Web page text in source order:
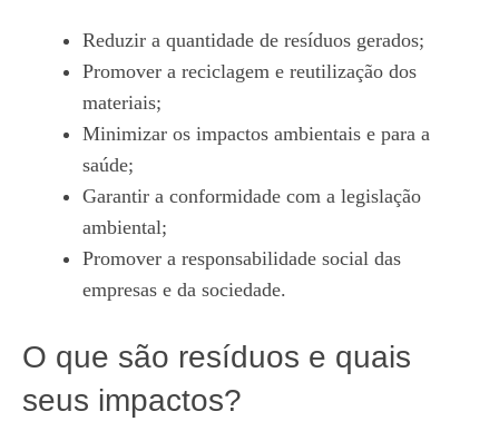
Reduzir a quantidade de resíduos gerados;
Promover a reciclagem e reutilização dos
materiais;
Minimizar os impactos ambientais e para a
saúde;
Garantir a conformidade com a legislação
ambiental;
Promover a responsabilidade social das
empresas e da sociedade.
O que são resíduos e quais
seus impactos?